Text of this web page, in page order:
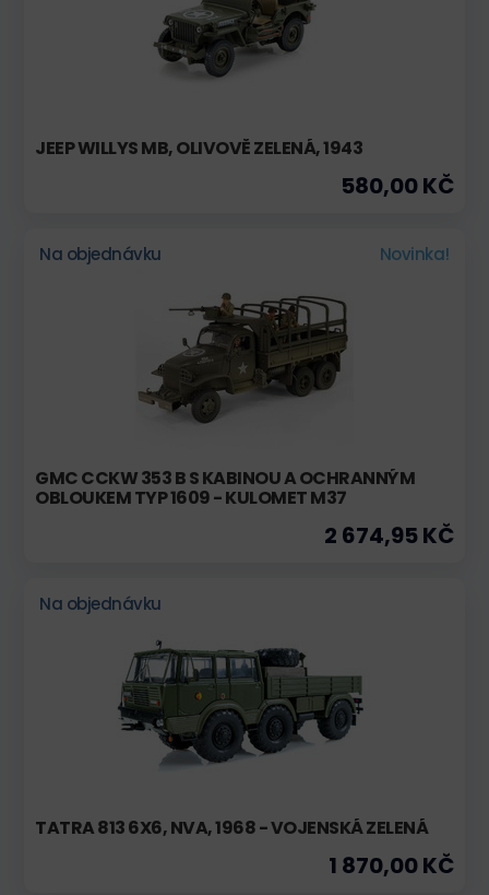
JEEP WILLYS MB, OLIVOVĚ ZELENÁ, 1943
580,00 KČ
Na objednávku Novinka!
GMC CCKW 353 B S KABINOU A OCHRANNÝM
OBLOUKEM TYP 1609 - KULOMET M37
2 674,95 KČ
Na objednávku
TATRA 813 6X6, NVA, 1968 - VOJENSKÁ ZELENÁ
1 870,00 KČ